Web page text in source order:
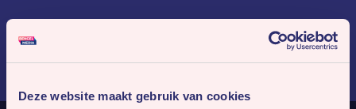
Deze website maakt gebruik van cookies